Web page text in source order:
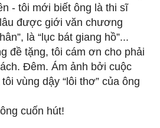
- tôi mới biết ông là thi sĩ
được giới văn chương
là “lục bát giang hồ”...
đề tặng, tôi cám ơn cho phải
Đêm. Ám ảnh bởi cuộc
vùng dậy “lôi thơ” của ông
cuốn hút!